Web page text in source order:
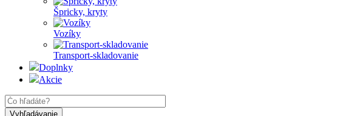
Špricky, kryty
Vozíky
Transport-skladovanie
Doplnky
Akcie